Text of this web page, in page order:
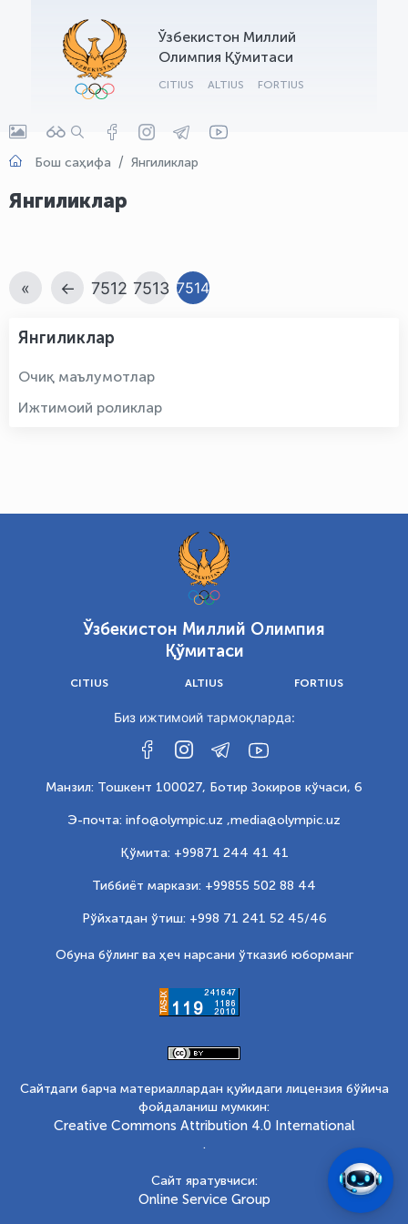
Ўзбекистон Миллий
Олимпия Қўмитаси
CITIUS ALTIUS FORTIUS
Бош саҳифа Янгиликлар
Янгиликлар
« ← 7512 7513 7514
Янгиликлар
Очиқ маълумотлар
Ижтимоий роликлар
Ўзбекистон Миллий Олимпия
Қўмитаси
CITIUS ALTIUS FORTIUS
Биз ижтимоий тармоқларда:
Манзил: Тошкент 100027, Ботир Зокиров кўчаси, 6
Э-почта: info@olympic.uz ,media@olympic.uz
Қўмита: +99871 244 41 41
Тиббиёт маркази: +99855 502 88 44
Рўйхатдан ўтиш: +998 71 241 52 45/46
Обуна бўлинг ва ҳеч нарсани ўтказиб юборманг
Сайтдаги барча материаллардан қуйидаги лицензия бўйича
фойдаланиш мумкин:
Creative Commons Attribution 4.0 International
.
Сайт яратувчиси:
Online Service Group
OLYMPCHIK AI - yordamchi
Онлайн · olympic.uz